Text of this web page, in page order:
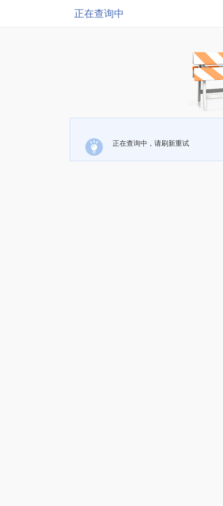
正在查询中
正在查询中，请刷新重试